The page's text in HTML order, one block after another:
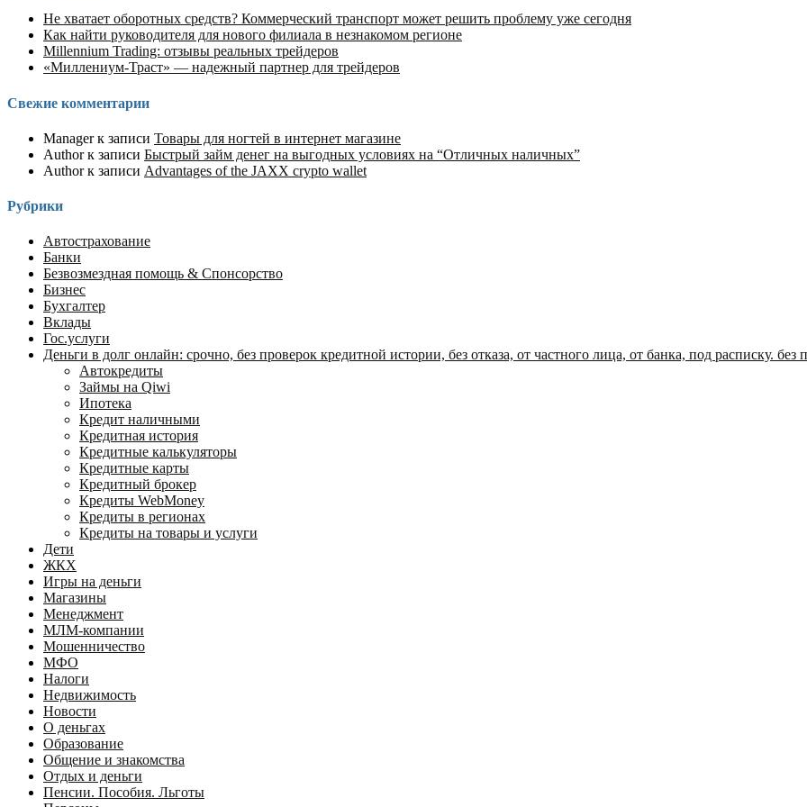
Не хватает оборотных средств? Коммерческий транспорт может решить проблему уже сегодня
Как найти руководителя для нового филиала в незнакомом регионе
Millennium Trading: отзывы реальных трейдеров
«Миллениум-Траст» — надежный партнер для трейдеров
Свежие комментарии
Managerк записи Товары для ногтей в интернет магазине
Authorк записи Быстрый займ денег на выгодных условиях на “Отличных наличных”
Authorк записи Advantages of the JAXX crypto wallet
Рубрики
Автострахование
Банки
Безвозмездная помощь & Спонсорство
Бизнес
Бухгалтер
Вклады
Гос.услуги
Деньги в долг онлайн: срочно, без проверок кредитной истории, без отказа, от частного лица, от банка, под расписку. без
Автокредиты
Займы на Qiwi
Ипотека
Кредит наличными
Кредитная история
Кредитные калькуляторы
Кредитные карты
Кредитный брокер
Кредиты WebMoney
Кредиты в регионах
Кредиты на товары и услуги
Дети
ЖКХ
Игры на деньги
Магазины
Менеджмент
МЛМ-компании
Мошенничество
МФО
Налоги
Недвижимость
Новости
О деньгах
Образование
Общение и знакомства
Отдых и деньги
Пенсии. Пособия. Льготы